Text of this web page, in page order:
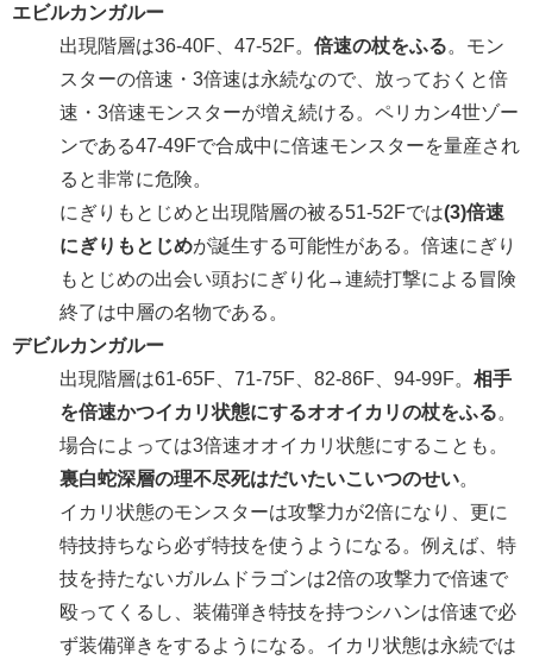
エビルカンガルー
出現階層は36-40F、47-52F。 倍速の杖をふる。モン
スターの倍速・3倍速は永続なので、放っておくと倍
速・3倍速モンスターが増え続ける。ペリカン4世ゾー
ンである47-49Fで合成中に倍速モンスターを量産され
ると非常に危険。
にぎりもとじめと出現階層の被る51-52Fでは(3)倍速
にぎりもとじめが誕生する可能性がある。倍速にぎり
もとじめの出会い頭おにぎり化→連続打撃による冒険
終了は中層の名物である。
デビルカンガルー
出現階層は61-65F、71-75F、82-86F、94-99F。 相手
を倍速かつイカリ状態にするオオイカリの杖をふる。
場合によっては3倍速オオイカリ状態にすることも。
裏白蛇深層の理不尽死はだいたいこいつのせい。
イカリ状態のモンスターは攻撃力が2倍になり、更に
特技持ちなら必ず特技を使うようになる。例えば、特
技を持たないガルムドラゴンは2倍の攻撃力で倍速で
殴ってくるし、装備弾き特技を持つシハンは倍速で必
ず装備弾きをするようになる。イカリ状態は永続では